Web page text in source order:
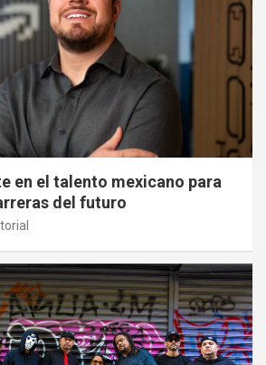
en el talento mexicano para
del futuro